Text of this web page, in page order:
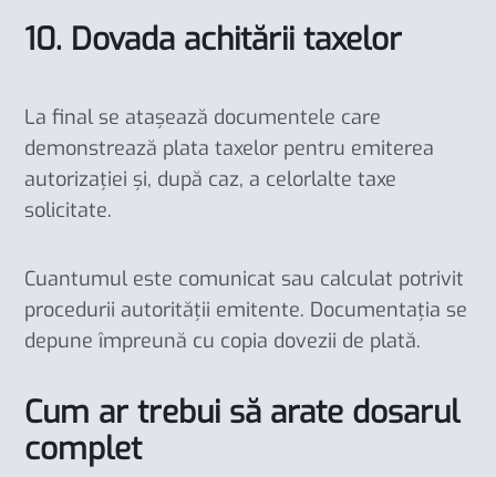
10. Dovada achitării taxelor
La final se atașează documentele care
demonstrează plata taxelor pentru emiterea
autorizației și, după caz, a celorlalte taxe
solicitate.
Cuantumul este comunicat sau calculat potrivit
procedurii autorității emitente. Documentația se
depune împreună cu copia dovezii de plată.
Cum ar trebui să arate dosarul
complet